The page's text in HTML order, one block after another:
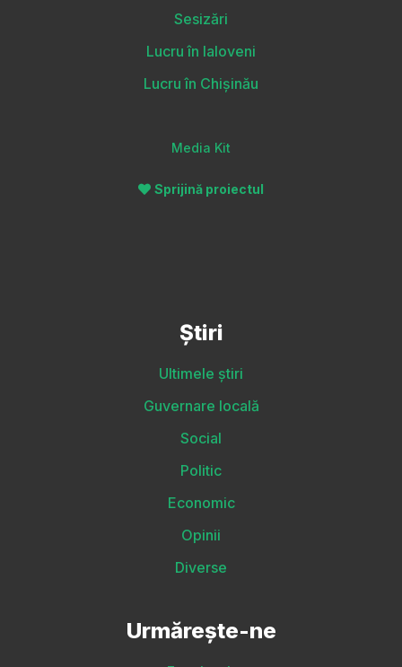
Sesizări
Lucru în Ialoveni
Lucru în Chișinău
Media Kit
Sprijină proiectul
Știri
Ultimele știri
Guvernare locală
Social
Politic
Economic
Opinii
Diverse
Urmărește-ne